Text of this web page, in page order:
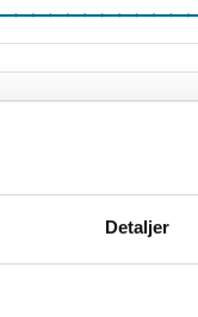
Detaljer
M11
2016 M12016 M32016 M52016 M7